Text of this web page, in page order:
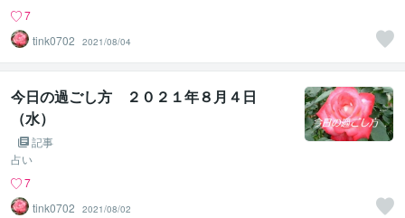
7
tink0702
2021/08/04
今日の過ごし方 ２０２１年８月４日
（水）
記事
占い
7
tink0702
2021/08/02